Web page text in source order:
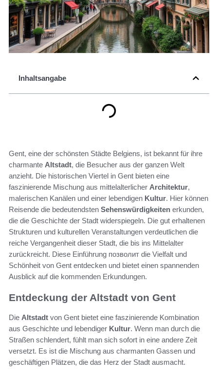
Inhaltsangabe
Gent, eine der schönsten Städte Belgiens, ist bekannt für ihre
charmante Altstadt, die Besucher aus der ganzen Welt
anzieht. Die historischen Viertel in Gent bieten eine
faszinierende Mischung aus mittelalterlicher Architektur,
malerischen Kanälen und einer lebendigen Kultur. Hier können
Reisende die bedeutendsten Sehenswürdigkeiten erkunden,
die die Geschichte der Stadt widerspiegeln. Die gut erhaltenen
Strukturen und kulturellen Veranstaltungen verdeutlichen die
reiche Vergangenheit dieser Stadt, die bis ins Mittelalter
zurückreicht. Diese Einführung позволит die Vielfalt und
Schönheit von Gent entdecken und bietet einen spannenden
Ausblick auf die kommenden Erkundungen.
Entdeckung der Altstadt von Gent
Die Altstadt von Gent bietet eine faszinierende Kombination
aus Geschichte und lebendiger Kultur. Wenn man durch die
Straßen schlendert, fühlt man sich sofort in eine andere Zeit
versetzt. Es ist die Mischung aus charmanten Gassen und
geschäftigen Plätzen, die das Herz der Stadt ausmacht.